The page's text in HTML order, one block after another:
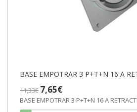
BASE EMPOTRAR 3 P+T+N 16 A
11,33€ 7,65€
BASE EMPOTRAR 3 P+T+N 16 A